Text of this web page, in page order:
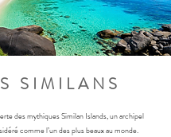
SIMILANS
des mythiques Similan Islands, un archipel
comme l’un des plus beaux au monde.